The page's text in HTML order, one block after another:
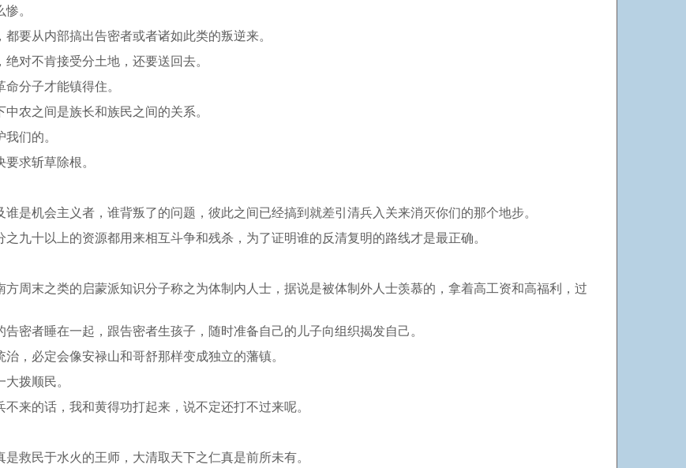
。
要从内部搞出告密者或者诸如此类的叛逆来。
对不肯接受分土地，还要送回去。
分子才能镇得住。
农之间是族长和族民之间的关系。
们的。
求斩草除根。
是机会主义者，谁背叛了的问题，彼此之间已经搞到就差引清兵入关来消灭你们的那个地步。
九十以上的资源都用来相互斗争和残杀，为了证明谁的反清复明的路线才是最正确。
周末之类的启蒙派知识分子称之为体制内人士，据说是被体制外人士羡慕的，拿着高工资和高福利，过
密者睡在一起，跟告密者生孩子，随时准备自己的儿子向组织揭发自己。
，必定会像安禄山和哥舒那样变成独立的藩镇。
拨顺民。
来的话，我和黄得功打起来，说不定还打不过来呢。
救民于水火的王师，大清取天下之仁真是前所未有。